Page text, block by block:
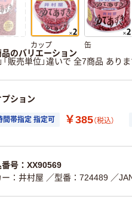
カップ 缶
品のバリエーション
「販売単位」違いで 全7商品 ありま
ション
間帯指定 指定可 ￥385（税込）
番号：XX90569
ー：井村屋 ／型番：724489 ／